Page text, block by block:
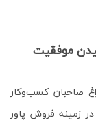
صاحبان کسب‌و‌کار
زمینه فروش پاور